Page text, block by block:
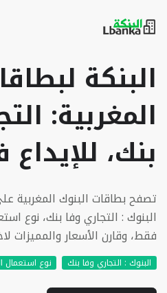
البنكة
المغربية:
بنك،
تصفح بطاقات البنوك المغربية
البنوك : التجاري وفا بنك، نوع
فقط، وقارن الأسعار والمميزات
البنوك : التجاري وفا بنك نوع استعمال